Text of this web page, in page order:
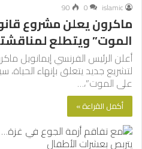
islamic
0
90
ماكرون يعلن مشروع
الموت” ويتطلع
أعلن الرئيس الفرنسي إيمانويل
لتشريع جديد يتعلق بإنهاء
على الموت”،…
أكمل القراءة »